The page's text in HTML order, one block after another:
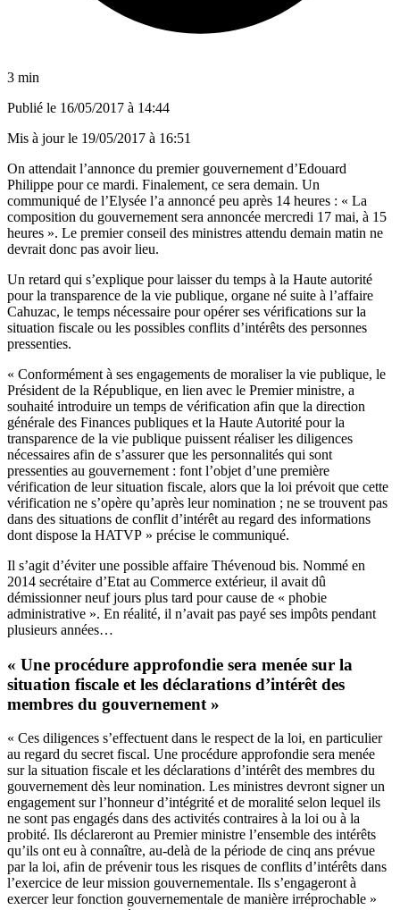
3 min
Publié le 16/05/2017 à 14:44
Mis à jour le 19/05/2017 à 16:51
On attendait l’annonce du premier gouvernement d’Edouard
Philippe pour ce mardi. Finalement, ce sera demain. Un
communiqué de l’Elysée l’a annoncé peu après 14 heures : « La
composition du gouvernement sera annoncée mercredi 17 mai, à 15
heures ». Le premier conseil des ministres attendu demain matin ne
devrait donc pas avoir lieu.
Un retard qui s’explique pour laisser du temps à la Haute autorité
pour la transparence de la vie publique, organe né suite à l’affaire
Cahuzac, le temps nécessaire pour opérer ses vérifications sur la
situation fiscale ou les possibles conflits d’intérêts des personnes
pressenties.
« Conformément à ses engagements de moraliser la vie publique, le
Président de la République, en lien avec le Premier ministre, a
souhaité introduire un temps de vérification afin que la direction
générale des Finances publiques et la Haute Autorité pour la
transparence de la vie publique puissent réaliser les diligences
nécessaires afin de s’assurer que les personnalités qui sont
pressenties au gouvernement : font l’objet d’une première
vérification de leur situation fiscale, alors que la loi prévoit que cette
vérification ne s’opère qu’après leur nomination ; ne se trouvent pas
dans des situations de conflit d’intérêt au regard des informations
dont dispose la HATVP » précise le communiqué.
Il s’agit d’éviter une possible affaire Thévenoud bis. Nommé en
2014 secrétaire d’Etat au Commerce extérieur, il avait dû
démissionner neuf jours plus tard pour cause de « phobie
administrative ». En réalité, il n’avait pas payé ses impôts pendant
plusieurs années…
« Une procédure approfondie sera menée sur la
situation fiscale et les déclarations d’intérêt des
membres du gouvernement »
« Ces diligences s’effectuent dans le respect de la loi, en particulier
au regard du secret fiscal. Une procédure approfondie sera menée
sur la situation fiscale et les déclarations d’intérêt des membres du
gouvernement dès leur nomination. Les ministres devront signer un
engagement sur l’honneur d’intégrité et de moralité selon lequel ils
ne sont pas engagés dans des activités contraires à la loi ou à la
probité. Ils déclareront au Premier ministre l’ensemble des intérêts
qu’ils ont eu à connaître, au-delà de la période de cinq ans prévue
par la loi, afin de prévenir tous les risques de conflits d’intérêts dans
l’exercice de leur mission gouvernementale. Ils s’engageront à
exercer leur fonction gouvernementale de manière irréprochable »